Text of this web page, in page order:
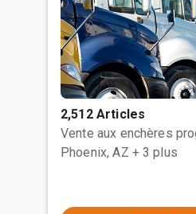
2,512 Articles
Vente aux enchères
Phoenix, AZ + 3 plus